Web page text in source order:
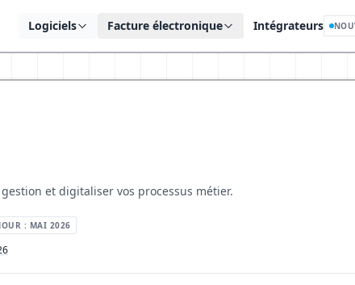
Logiciels Facture électronique Intégrateurs
et digitaliser vos processus métier.
: MAI 2026